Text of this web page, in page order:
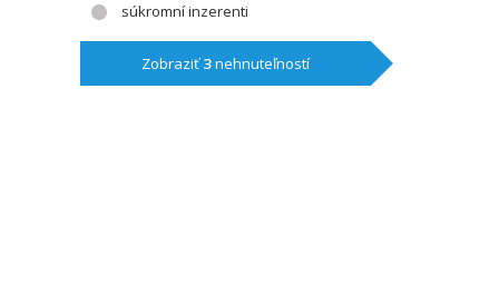
súkromní inzerenti
Zobraziť3nehnuteľností